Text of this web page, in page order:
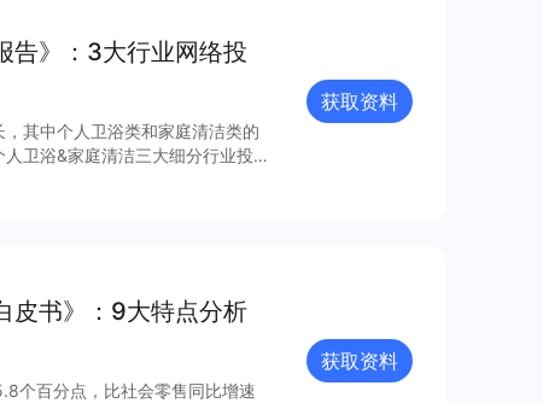
告》：3大行业网络投
其中个人卫浴类和家庭清洁类的
卫浴&家庭清洁三大细分行业投
获取资料
皮书》：9大特点分析
个百分点，比社会零售同比增速
获取资料